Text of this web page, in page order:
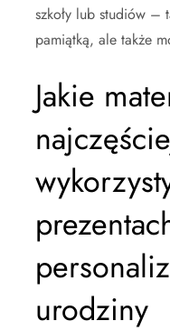
szkoły lub studiów –
pamiątką, ale także
Jakie
urodziny